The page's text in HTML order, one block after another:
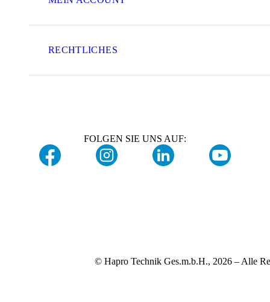
RECHTLICHES
FOLGEN SIE UNS AUF:
© Hapro Technik Ges.m.b.H., 2026 – Alle